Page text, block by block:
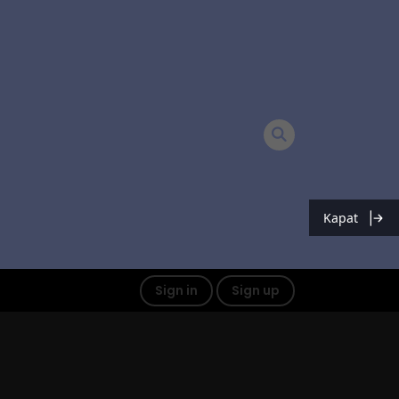
Sign in Sign up
Kapat